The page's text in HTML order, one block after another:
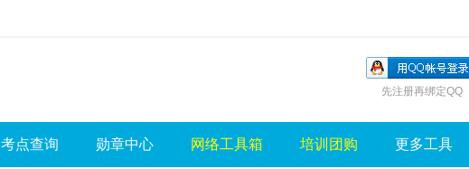
先注册再绑定QQ
考点查询 勋章中心 网络工具箱 培训团购 更多工具